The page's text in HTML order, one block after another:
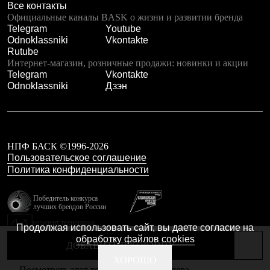
Чуни
Уход за обувью
Аксессуары
Головные уборы
Шапки
Балаклавы и маски
Кепки и бейсболки
Повязки
Рукавицы
Носки
Полезные аксессуары
Ремни
Шевроны
Термоковрики
Уход за одеждой
Коллекции
ДОБАВИТЬ В КОРЗИНУ
Все контакты
Официальные каналы BASK о жизни и развитии бренда
Telegram
Youtube
Odnoklassniki
Vkontakte
Rutube
Интернет-магазин, розничные продажи: новинки и акции
Telegram
Vkontakte
Odnoklassniki
Дзэн
НПФ БАСК ©1996-2026
Пользовательское соглашение
Политика конфиденциальности
Победитель конкурса
лучших брендов России
Калибр
Сделано в Braind
Продолжая использовать сайт, вы даете согласие на
обработку файлов cookies